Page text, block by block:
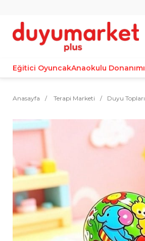
Eğitici OyuncakAnaokulu Donanımı
Anasayfa Terapi Marketi Duyu Topları